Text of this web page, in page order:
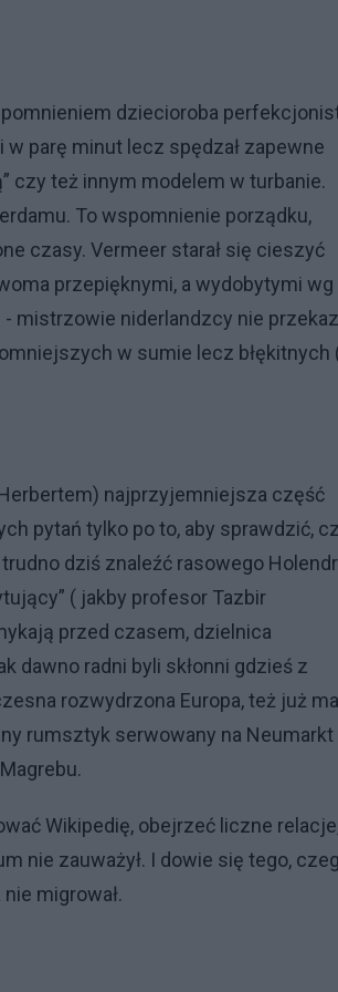
dziecioroba
parę minut lecz spędzał zapewne
czy też innym modelem w turbanie.
To wspomnienie porządku,
czasy. Vermeer starał się cieszyć
przepięknymi, a wydobytymi wg
mistrzowie niderlandzcy nie
w sumie lecz błękitnych
najprzyjemniejsza część
pytań tylko po to, aby sprawdzić,
dziś znaleźć rasowego
( jakby profesor Tazbir
przed czasem, dzielnica
dawno radni byli skłonni gdzieś z
rozwydrzona Europa, też już
rumsztyk serwowany na Neumarkt
Wikipedię, obejrzeć liczne
nie zauważył. I dowie się tego,
migrował.